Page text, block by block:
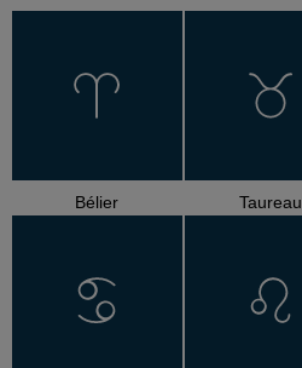
Bélier Taureau